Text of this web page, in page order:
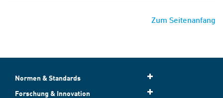
Zum Seitenanfang
Normen & Standards
Forschung & Innovation